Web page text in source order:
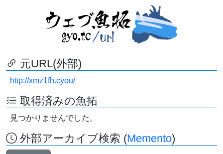
元URL(外部)
http://xmz1fh.cyou/
取得済みの魚拓
見つかりませんでした。
外部アーカイブ検索 (Memento)